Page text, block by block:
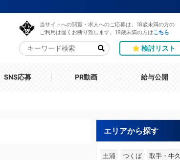
当サイトへの閲覧・求人へのご応募は、18歳未満の方の
ご利用は固くお断り致します。18歳未満の方は こちら
検討リスト
SNS応募 PR動画 給与公開
エリアから探す
土浦 つくば 取手・牛久